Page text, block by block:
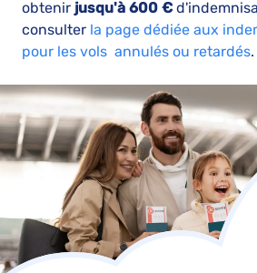
obtenir jusqu'à 600 €
consulter la page dédiée aux
pour les vols annulés ou retardés.